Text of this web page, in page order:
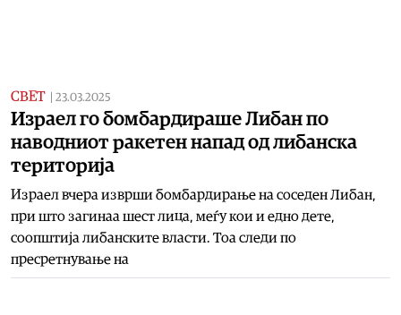
СВЕТ 23.03.2025
Израел го бомбардираше Либан по
наводниот ракетен напад од либанска
територија
Израел вчера изврши бомбардирање на соседен Либан,
при што загинаа шест лица, меѓу кои и едно дете,
соопштија либанските власти. Тоа следи по
пресретнување на